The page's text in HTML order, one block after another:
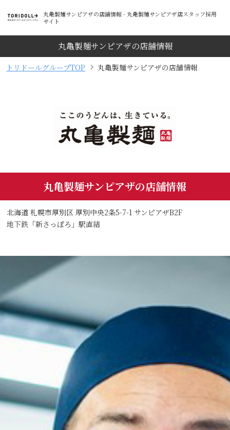
丸亀製麺サンピアザの店舗情報 - 丸亀製麺サンピアザ店スタッフ採用
サイト
丸亀製麺サンピアザの店舗情報
トリドールグループTOP 丸亀製麺サンピアザの店舗情報
丸亀製麺サンピアザの店舗情報
北海道 札幌市厚別区 厚別中央2条5-7-1 サンピアザB2F
地下鉄「新さっぽろ」駅直結